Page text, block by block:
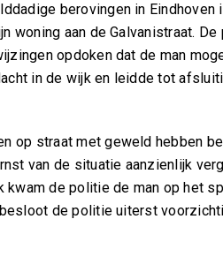
berovingen in
woning aan de Galvanistraat.
opdoken dat de man
in de wijk en leidde tot
op straat met geweld hebben
van de situatie aanzienlijk
de politie de man op het
de politie uiterst